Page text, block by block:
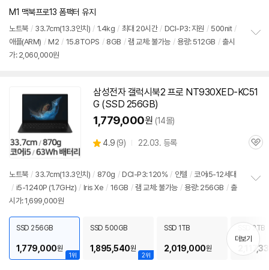
M1 맥북프로13 폼팩터 유지
노트북 / 33.7cm(13.3인치 ) / 1.4kg / 최대 20시간 / DCI-P3: 지원 / 500nit /
애플(ARM) / M2 / 15.8TOPS / 8GB / 램 교체: 불가능 / 용량: 512GB / 출시
가: 2,060,000원
기
삼성전자 갤럭시북2 프로 NT930XED-KC51
G (SSD 256GB)
1,779,000원 (14몰)
별
4.9 (상
9) 22.03. 등록
관
노트북 / 33.7cm(13.3인치 ) / 870g / DCI-P3: 120% / 인텔 / 코어i5-12세대
/ i5-1240P (1.7GHz) / Iris Xe / 16GB / 램 교체: 불가능 / 용량: 256GB / 출
시가: 1,699,000원
치
기
1위
SSD 256GB
1,779,000원
2위
SSD 500GB
1,895,540원
SSD 1TB
2,019,000원
SSD 2TB
더보기